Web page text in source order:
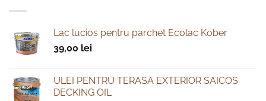
Lac lucios pentru parchet Ecolac Kober
39,00 lei
ULEI PENTRU TERASA EXTERIOR SAICOS
DECKING OIL